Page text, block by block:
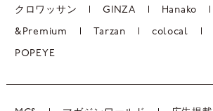
クロワッサン GINZA Hanako
&Premium Tarzan colocal
POPEYE